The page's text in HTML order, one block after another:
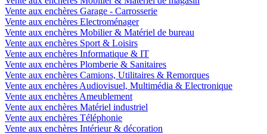
Vente aux enchères Garage - Carrosserie
Vente aux enchères Electroménager
Vente aux enchères Mobilier & Matériel de bureau
Vente aux enchères Sport & Loisirs
Vente aux enchères Informatique & IT
Vente aux enchères Plomberie & Sanitaires
Vente aux enchères Camions, Utilitaires & Remorques
Vente aux enchères Audiovisuel, Multimédia & Electronique
Vente aux enchères Ameublement
Vente aux enchères Matériel industriel
Vente aux enchères Téléphonie
Vente aux enchères Intérieur & décoration